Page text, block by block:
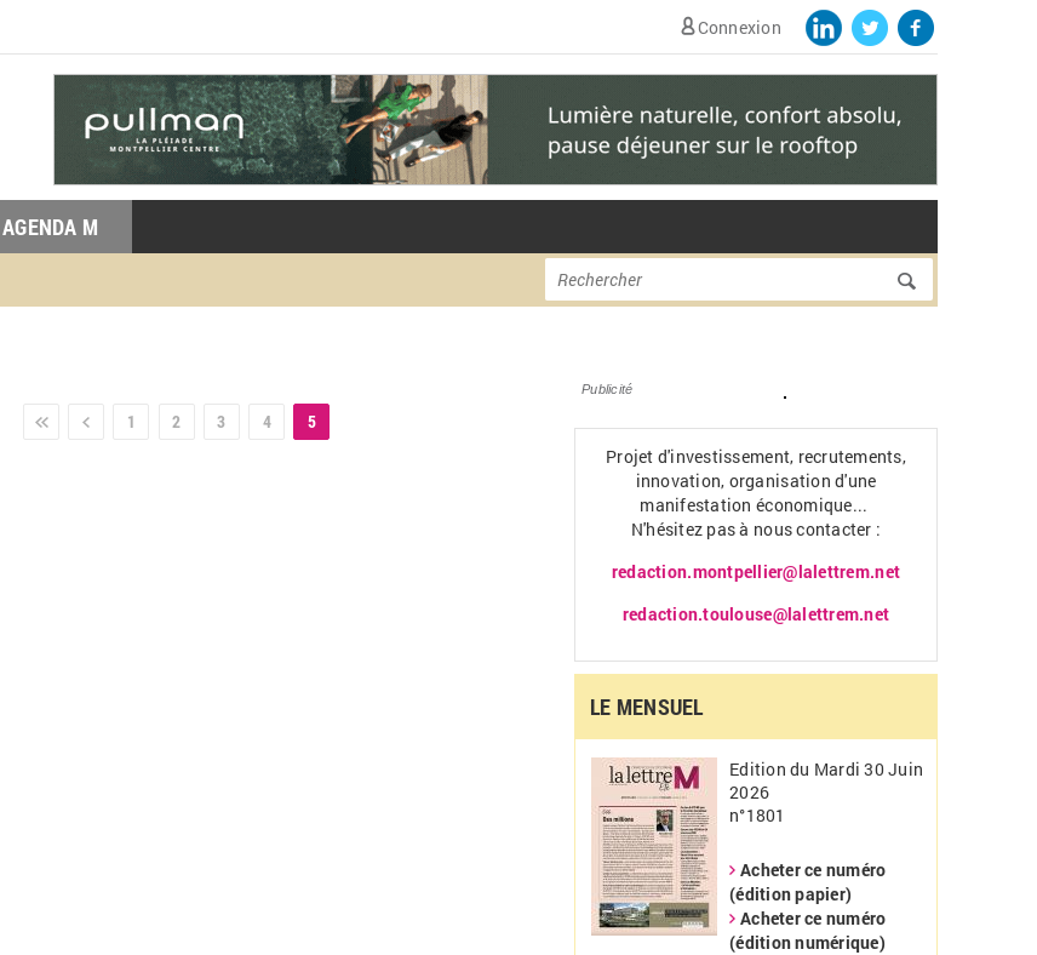
Connexion
AGENDA M
Formulaire de
Rechercher
1 2 3 4 5
Publicité
Projet d'investissement, recrutements,
innovation, organisation d'une
manifestation économique...
N'hésitez pas à nous contacter :
redaction.montpellier@lalettrem.net
redaction.toulouse@lalettrem.net
LE MENSUEL
Edition du Mardi 30 Juin
2026
n°1801
Acheter ce numéro
(édition papier)
Acheter ce numéro
(édition numérique)